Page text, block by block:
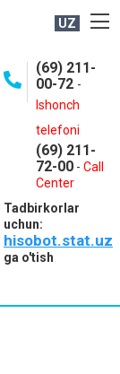
UZ
(69) 211-
00-72 -
Ishonch
telefoni
(69) 211-
72-00 - Call
Center
Tadbirkorlar
uchun:
hisobot.stat.uz
ga o'tish